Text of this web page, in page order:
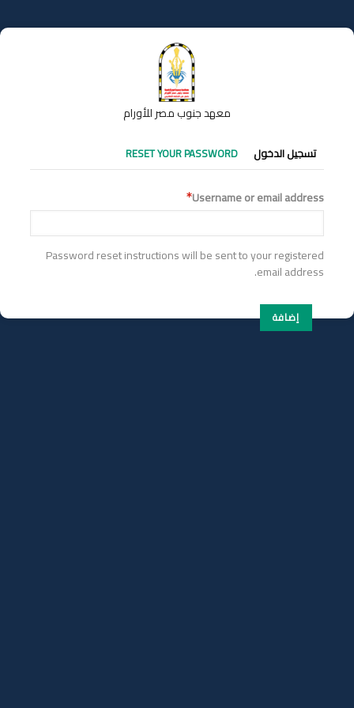
إلى
المحتوى
معهد جنوب مصر للأورام
التبويبات
الأساسية
تسجيل الدخول RESET YOUR PASSWORD
Username or email address
Password reset instructions will be sent to your registered
email address.